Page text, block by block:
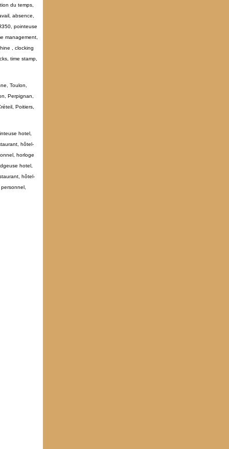
du temps,
absence,
pointeuse
management,
, clocking
time stamp,
Toulon,
Perpignan,
Poitiers,
hotel,
hôtel-
horloge
hotel,
hôtel-